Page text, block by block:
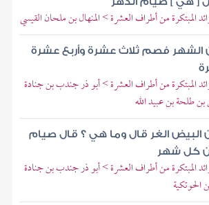
المبتكرة من أطراف العشرة > المنهال بن ملحان القيسي
الشهر فصم ثلاث عشرة وأربع عشرة
المبتكرة من أطراف العشرة > أبو ذر جندب بن جنادة
طلحة بن عبيد الله
البيض الغر قال وما هي ؟ قال صيام
من كل شهر
المبتكرة من أطراف العشرة > أبو ذر جندب بن جنادة
الحوتكية